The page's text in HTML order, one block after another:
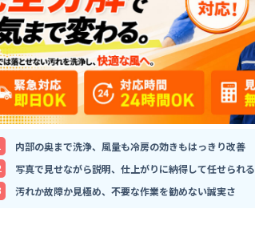
内部の奥まで洗浄、風量も冷房の効きもはっきり改善
写真で見せながら説明、仕上がりに納得して任せられる
汚れか故障か見極め、不要な作業を勧めない誠実さ